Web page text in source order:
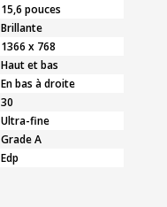
15,6 pouces
Brillante
1366 x 768
Haut et bas
En bas à droite
30
Ultra-fine
Grade A
Edp